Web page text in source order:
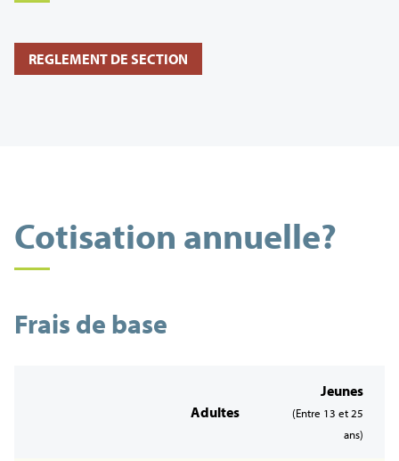
REGLEMENT DE SECTION
Cotisation annuelle?
Frais de base
Adultes
Jeunes
(Entre 13 et 25
ans)